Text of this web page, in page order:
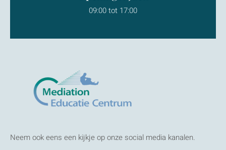
09:00 tot 17:00
Neem ook eens een kijkje op onze social media kanalen.